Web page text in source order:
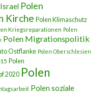
Polen
Kirche Polen Klimaschutz
Kriegsreparationen Polen
Polen Migrationspolitik
Ostflanke Polen Oberschlesien
Polen
2020 Polen
Polen soziale